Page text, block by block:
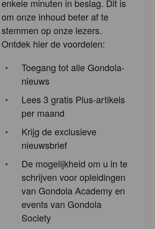
enkele minuten in beslag. Dit is
om onze inhoud beter af te
stemmen op onze lezers.
Ontdek hier de voordelen:
Toegang tot alle Gondola-
nieuws
Lees 3 gratis Plus-artikels
per maand
Krijg de exclusieve
nieuwsbrief
De mogelijkheid om u in te
schrijven voor opleidingen
van Gondola Academy en
events van Gondola
Society